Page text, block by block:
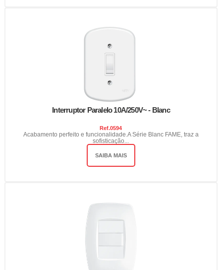
Interruptor Paralelo 10A/250V~ - Blanc
Ref.0594
Acabamento perfeito e funcionalidade.A Série Blanc FAME, traz a
sofisticação...
SAIBA MAIS